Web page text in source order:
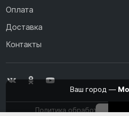
Оплата
Доставка
Контакты
Политика обработки
Ваш город —